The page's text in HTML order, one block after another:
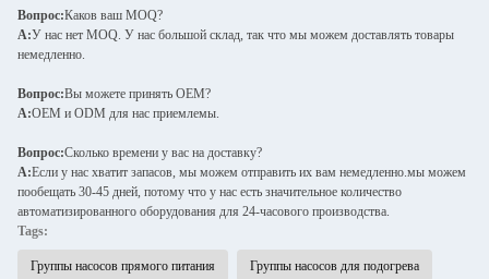
Вопрос:Каков ваш MOQ?
А:У нас нет MOQ. У нас большой склад, так что мы можем доставлять товары
немедленно.
Вопрос:Вы можете принять OEM?
А:OEM и ODM для нас приемлемы.
Вопрос:Сколько времени у вас на доставку?
А:Если у нас хватит запасов, мы можем отправить их вам немедленно.мы можем
пообещать 30-45 дней, потому что у нас есть значительное количество
автоматизированного оборудования для 24-часового производства.
Tags:
Группы насосов прямого питания Группы насосов для подогрева